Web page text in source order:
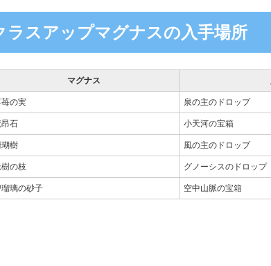
ラスアップマグナスの入手場所
マグナス
苺の実 泉の主のドロップ
昂石 小天河の宝箱
瑚樹 風の主のドロップ
樹の枝 グノーシスのドロップ
瑠璃の砂子 空中山脈の宝箱